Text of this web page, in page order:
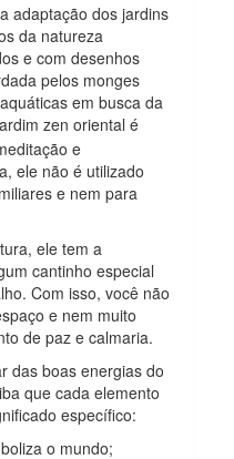
adaptação dos jardins
da natureza
e com desenhos
pelos monges
em busca da
zen oriental é
e
ele não é utilizado
e nem para
ele tem a
cantinho especial
Com isso, você não
e nem muito
de paz e calmaria.
das boas energias do
que cada elemento
específico:
o mundo;